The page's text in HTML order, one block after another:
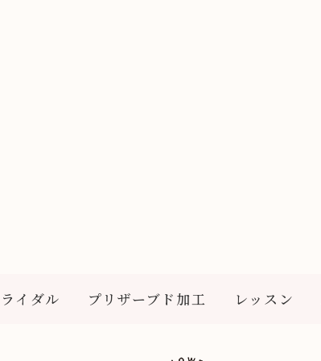
イダル プリザーブド加工 レッスン